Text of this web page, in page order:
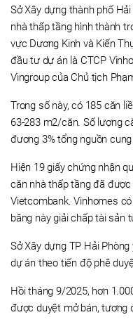
Sở Xây dựng thành phố
nhà thấp tầng hình thành
vực Dương Kinh và Kiến
đầu tư dự án là CTCP
Vingroup của Chủ tịch
Trong số này, có 185 căn
63-283 m2/căn. Số lượng
đương 3% tổng nguồn
Hiện 19 giấy chứng nhận
căn nhà thấp tầng đã
Vietcombank. Vinhomes
băng này giải chấp tài sản
Sở Xây dựng TP Hải
dự án theo tiến độ phê
Hồi tháng 9/2025, hơn
được duyệt mở bán, tương